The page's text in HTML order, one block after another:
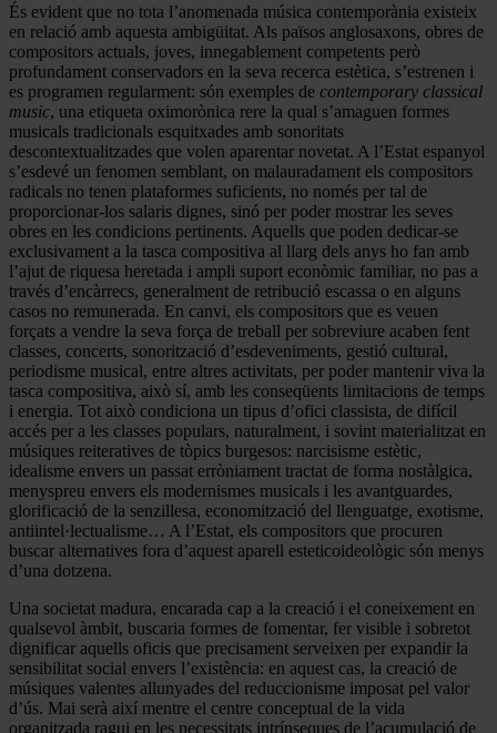
És evident que no tota l’anomenada música contemporània existeix
en relació amb aquesta ambigüitat. Als països anglosaxons, obres de
compositors actuals, joves, innegablement competents però
profundament conservadors en la seva recerca estètica, s’estrenen i
es programen regularment: són exemples de contemporary classical
music, una etiqueta oximorònica rere la qual s’amaguen formes
musicals tradicionals esquitxades amb sonoritats
descontextualitzades que volen aparentar novetat. A l’Estat espanyol
s’esdevé un fenomen semblant, on malauradament els compositors
radicals no tenen plataformes suficients, no només per tal de
proporcionar-los salaris dignes, sinó per poder mostrar les seves
obres en les condicions pertinents. Aquells que poden dedicar-se
exclusivament a la tasca compositiva al llarg dels anys ho fan amb
l’ajut de riquesa heretada i ampli suport econòmic familiar, no pas a
través d’encàrrecs, generalment de retribució escassa o en alguns
casos no remunerada. En canvi, els compositors que es veuen
forçats a vendre la seva força de treball per sobreviure acaben fent
classes, concerts, sonorització d’esdeveniments, gestió cultural,
periodisme musical, entre altres activitats, per poder mantenir viva la
tasca compositiva, això sí, amb les conseqüents limitacions de temps
i energia. Tot això condiciona un tipus d’ofici classista, de difícil
accés per a les classes populars, naturalment, i sovint materialitzat en
músiques reiteratives de tòpics burgesos: narcisisme estètic,
idealisme envers un passat erròniament tractat de forma nostàlgica,
menyspreu envers els modernismes musicals i les avantguardes,
glorificació de la senzillesa, economització del llenguatge, exotisme,
antiintel·lectualisme… A l’Estat, els compositors que procuren
buscar alternatives fora d’aquest aparell esteticoideològic són menys
d’una dotzena.
Una societat madura, encarada cap a la creació i el coneixement en
qualsevol àmbit, buscaria formes de fomentar, fer visible i sobretot
dignificar aquells oficis que precisament serveixen per expandir la
sensibilitat social envers l’existència: en aquest cas, la creació de
músiques valentes allunyades del reduccionisme imposat pel valor
d’ús. Mai serà així mentre el centre conceptual de la vida
organitzada ragui en les necessitats intrínseques de l’acumulació de